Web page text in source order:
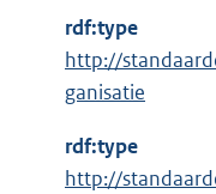
e
n
k
rdf:type
http://
ganisatie
rdf:type
http://